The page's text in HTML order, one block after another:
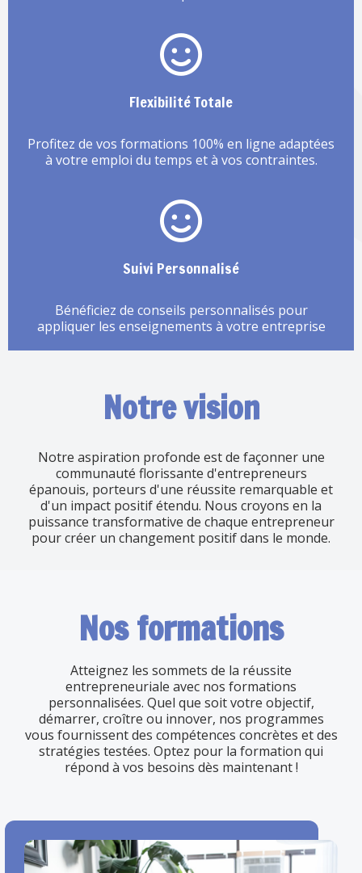
Flexibilité Totale
Profitez de vos formations 100% en ligne adaptées
à votre emploi du temps et à vos contraintes.
Suivi Personnalisé
Bénéficiez de conseils personnalisés pour
appliquer les enseignements à votre entreprise
Notre vision
Notre aspiration profonde est de façonner une
communauté florissante d'entrepreneurs
épanouis, porteurs d'une réussite remarquable et
d'un impact positif étendu. Nous croyons en la
puissance transformative de chaque entrepreneur
pour créer un changement positif dans le monde.
Nos formations
Atteignez les sommets de la réussite
entrepreneuriale avec nos formations
personnalisées. Quel que soit votre objectif,
démarrer, croître ou innover, nos programmes
vous fournissent des compétences concrètes et des
stratégies testées. Optez pour la formation qui
répond à vos besoins dès maintenant !